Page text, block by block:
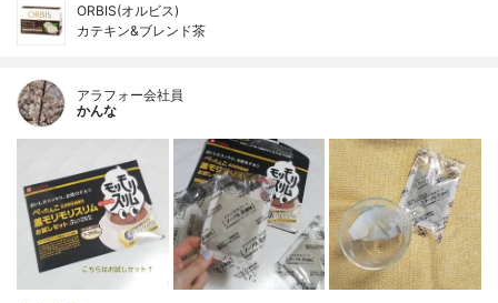
ORBIS(オルビス)
カテキン&ブレンド茶
アラフォー会社員
かんな